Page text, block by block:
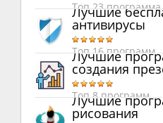
Топ 23 программа
Лучшие
антивирусы
Топ 16 программ
Лучшие
создания
Топ 8 программ
Лучшие
рисования